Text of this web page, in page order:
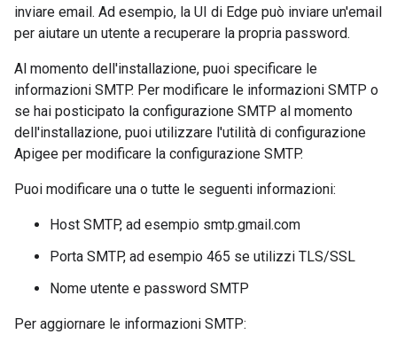
inviare email. Ad esempio, la UI di Edge può inviare un'email
per aiutare un utente a recuperare la propria password.
Al momento dell'installazione, puoi specificare le
informazioni SMTP. Per modificare le informazioni SMTP o
se hai posticipato la configurazione SMTP al momento
dell'installazione, puoi utilizzare l'utilità di configurazione
Apigee per modificare la configurazione SMTP.
Puoi modificare una o tutte le seguenti informazioni:
Host SMTP, ad esempio smtp.gmail.com
Porta SMTP, ad esempio 465 se utilizzi TLS/SSL
Nome utente e password SMTP
Per aggiornare le informazioni SMTP: